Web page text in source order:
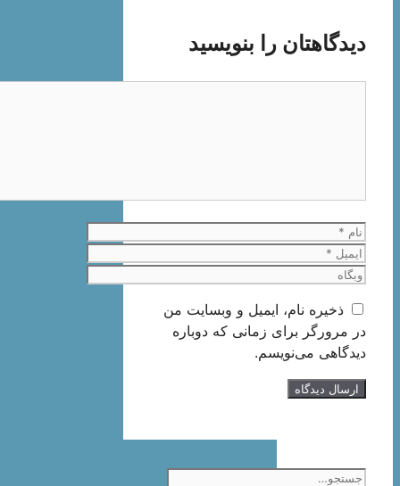
دیدگاهتان را بنویسید
نام
ایمیل
وبگاه
ذخیره نام، ایمیل و وبسایت من
در مرورگر برای زمانی که دوباره
دیدگاهی می‌نویسم.
جستجوی